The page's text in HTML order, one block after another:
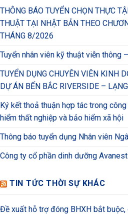
THÔNG BÁO TUYỂN CHỌN THỰC
THUẬT TẠI NHẬT BẢN THEO
THÁNG 8/2026
Tuyển nhân viên kỹ thuật viễn thông
TUYỂN DỤNG CHUYÊN VIÊN KINH
DỰ ÁN BẾN BẮC RIVERSIDE –
Ký kết thoả thuận hợp tác trong
hiểm thất nghiệp và bảo hiểm xã hội
Thông báo tuyển dụng Nhân viên
Công ty cổ phần dinh dưỡng
TIN TỨC THỜI SỰ KHÁC
Đề xuất hỗ trợ đóng BHXH bắt